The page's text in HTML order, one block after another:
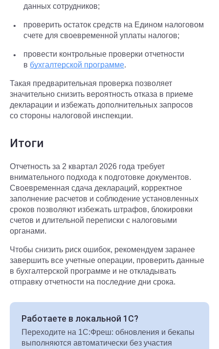
данных сотрудников;
проверить остаток средств на Едином налоговом
счете для своевременной уплаты налогов;
провести контрольные проверки отчетности
в бухгалтерской программе.
Такая предварительная проверка позволяет
значительно снизить вероятность отказа в приеме
декларации и избежать дополнительных запросов
со стороны налоговой инспекции.
Итоги
Отчетность за 2 квартал 2026 года требует
внимательного подхода к подготовке документов.
Своевременная сдача деклараций, корректное
заполнение расчетов и соблюдение установленных
сроков позволяют избежать штрафов, блокировки
счетов и длительной переписки с налоговыми
органами.
Чтобы снизить риск ошибок, рекомендуем заранее
завершить все учетные операции, проверить данные
в бухгалтерской программе и не откладывать
отправку отчетности на последние дни срока.
Работаете в локальной 1С?
Переходите на 1С:Фреш: обновления и бекапы
выполняются автоматически без участия